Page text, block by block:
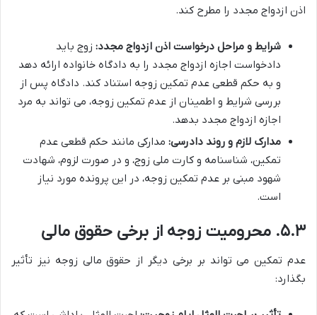
اذن ازدواج مجدد را مطرح کند.
شرایط و مراحل درخواست اذن ازدواج مجدد: زوج باید
دادخواست اجازه ازدواج مجدد را به دادگاه خانواده ارائه دهد
و به حکم قطعی عدم تمکین زوجه استناد کند. دادگاه پس از
بررسی شرایط و اطمینان از عدم تمکین زوجه، می تواند به مرد
اجازه ازدواج مجدد بدهد.
مدارک لازم و روند دادرسی: مدارکی مانند حکم قطعی عدم
تمکین، شناسنامه و کارت ملی زوج، و در صورت لزوم، شهادت
شهود مبنی بر عدم تمکین زوجه، در این پرونده مورد نیاز
است.
۵.۳. محرومیت زوجه از برخی حقوق مالی
عدم تمکین می تواند بر برخی دیگر از حقوق مالی زوجه نیز تأثیر
بگذارد: